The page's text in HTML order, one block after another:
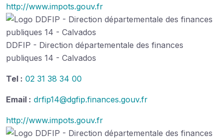
http://www.impots.gouv.fr
DDFIP - Direction départementale des finances
publiques 14 - Calvados
Tel : 02 31 38 34 00
Email : drfip14@dgfip.finances.gouv.fr
http://www.impots.gouv.fr